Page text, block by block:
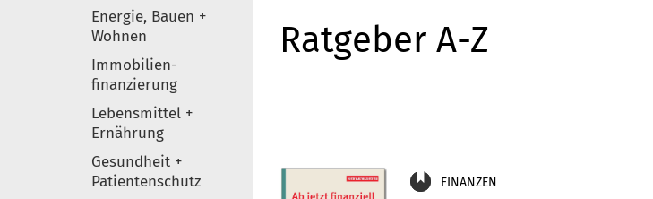
Elemente
Energie, Bauen +
Wohnen
Immobilien-
finanzierung
Lebensmittel +
Ernährung
Gesundheit +
Patientenschutz
Ratgeber A-Z
FINANZEN